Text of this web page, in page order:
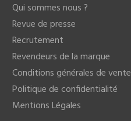
Qui sommes nous ?
Revue de presse
Recrutement
Revendeurs de la marque
Conditions générales de vente
Politique de confidentialité
Mentions Légales